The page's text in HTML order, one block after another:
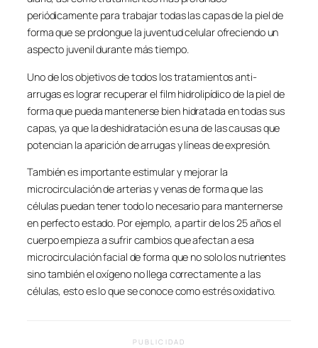
periódicamente para trabajar todas las capas de la piel de
forma que se prolongue la juventud celular ofreciendo un
aspecto juvenil durante más tiempo.
Uno de los objetivos de todos los tratamientos anti-
arrugas es lograr recuperar el film hidrolipídico de la piel de
forma que pueda mantenerse bien hidratada en todas sus
capas, ya que la deshidratación es una de las causas que
potencian la aparición de arrugas y líneas de expresión.
También es importante estimular y mejorar la
microcirculación de arterias y venas de forma que las
células puedan tener todo lo necesario para manternerse
en perfecto estado. Por ejemplo, a partir de los 25 años el
cuerpo empieza a sufrir cambios que afectan a esa
microcirculación facial de forma que no solo los nutrientes
sino también el oxígeno no llega correctamente a las
células, esto es lo que se conoce como estrés oxidativo.
PUBLICIDAD